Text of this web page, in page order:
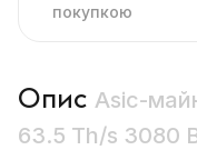
покупкою
Опис Asic-
63.5 Th/s 3080